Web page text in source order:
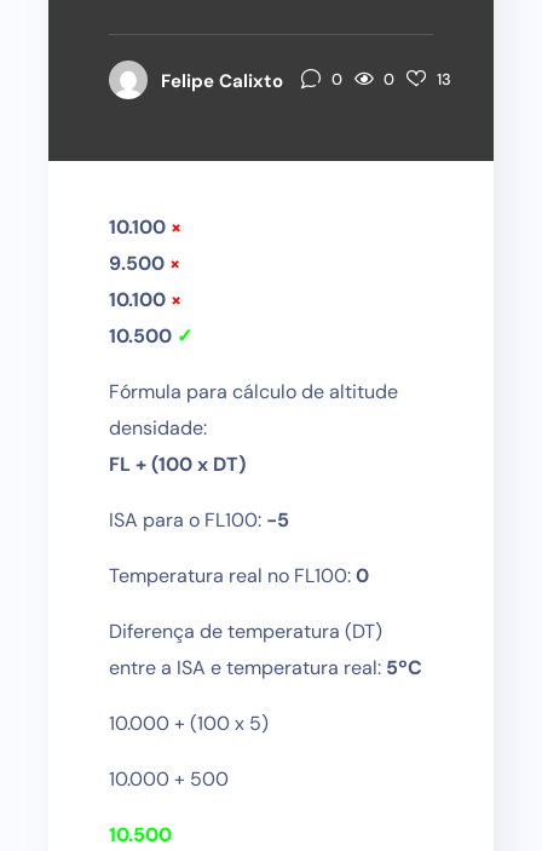
Felipe Calixto 0 0 13
10.100 ×
9.500 ×
10.100 ×
10.500 ✓
Fórmula para cálculo de altitude
densidade:
FL + (100 x DT)
ISA para o FL100: -5
Temperatura real no FL100:0
Diferença de temperatura (DT)
entre a ISA e temperatura real: 5ºC
10.000 + (100 x 5)
10.000 + 500
10.500